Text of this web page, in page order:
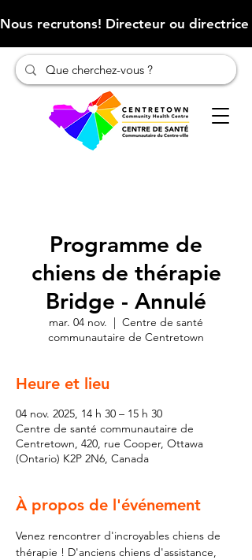
Nous recrutons! Directeur ou
Programme de
chiens de thérapie
Bridge - Annulé
mar. 04 nov.
  |
Centre de santé
communautaire de Centretown
Heure et lieu
04 nov. 2025, 14 h 30 – 15 h 30
Centre de santé communautaire de
Centretown, 420, rue Cooper, Ottawa
(Ontario) K2P 2N6, Canada
À propos de l'événement
Venez rencontrer d'incroyables chiens de
thérapie ! D'anciens chiens d'assistance,